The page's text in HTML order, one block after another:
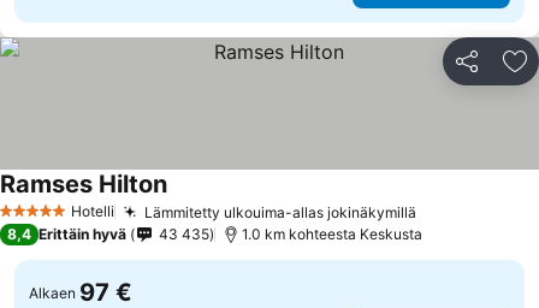
Jaa
5 Tähtiluokitus
Hotelli Lämmitetty ulkouima-allas jokinäkymillä
Ramses Hilton
8,4 Erittäin hyvä 43 435 1.0 km kohteesta Keskusta
Alkaen 97 €